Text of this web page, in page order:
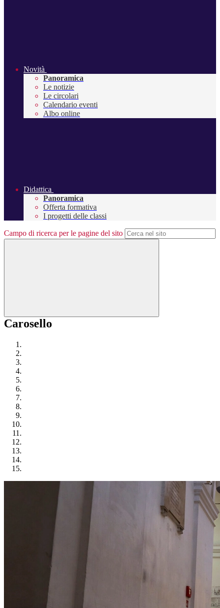
Novità
Panoramica
Le notizie
Le circolari
Calendario eventi
Albo online
Didattica
Panoramica
Offerta formativa
I progetti delle classi
Campo di ricerca per le pagine del sito
Carosello